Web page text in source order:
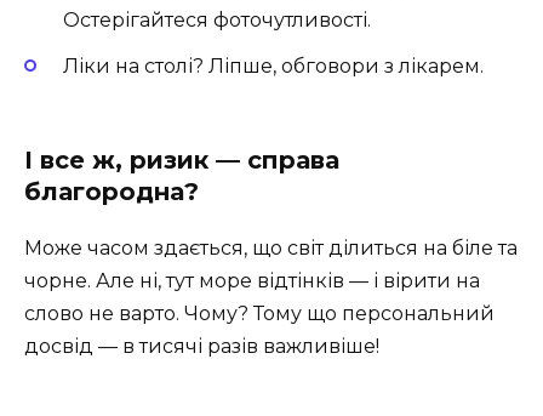
Остерігайтеся фоточутливості.
Ліки на столі? Ліпше, обговори з лікарем.
І все ж, ризик — справа
благородна?
Може часом здається, що світ ділиться на біле та
чорне. Але ні, тут море відтінків — і вірити на
слово не варто. Чому? Тому що персональний
досвід — в тисячі разів важливіше!